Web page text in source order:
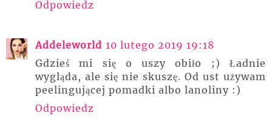
Odpowiedz
Addeleworld 10 lutego 2019 19:18
Gdzieś mi się o uszy obiło ;) Ładnie
wygląda, ale się nie skuszę. Od ust używam
peelingującej pomadki albo lanoliny :)
Odpowiedz